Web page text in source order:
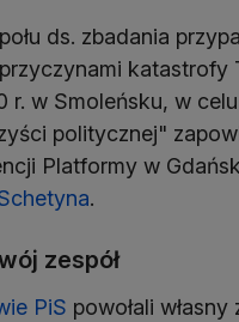
ds. zbadania
katastrofy
r. w Smoleńsku, w celu
politycznej"
Platformy w
.
zespół
PiS powołali własny